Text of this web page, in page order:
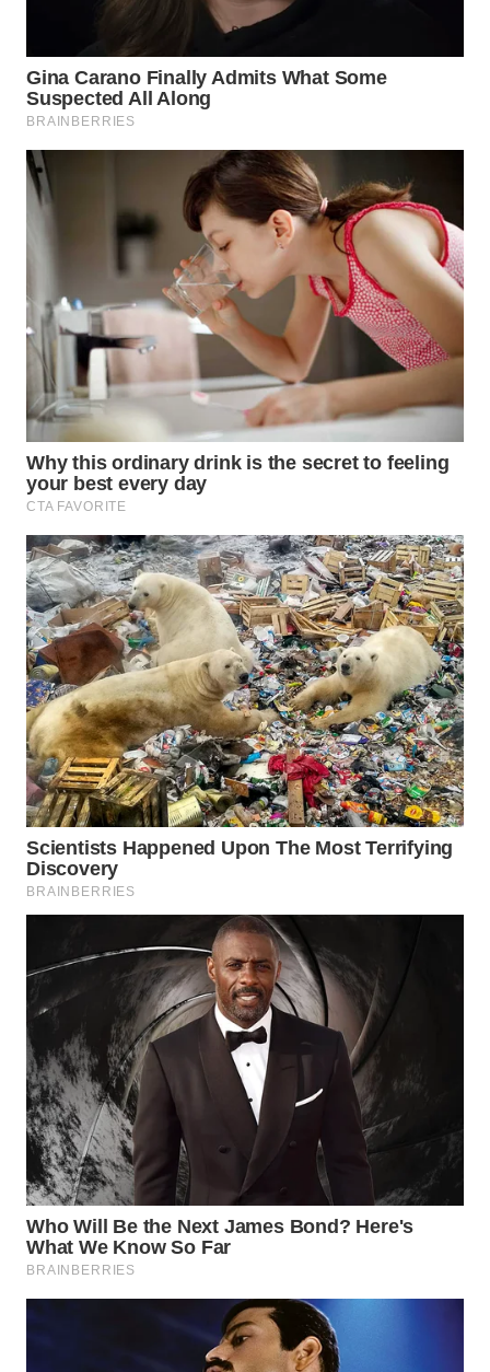
WN
TEBING
TINGGI
KARAWANG
BEKASI
WN
BOGOR
WN
DEPOK
WN
TAPANULI
UTARA
WN
SAMOSIR
WN
PADANG
LAWAS
WN
WN
WN
KEPULAUAN
SERIBU
WN
TANGERANG
WN
BINJAI